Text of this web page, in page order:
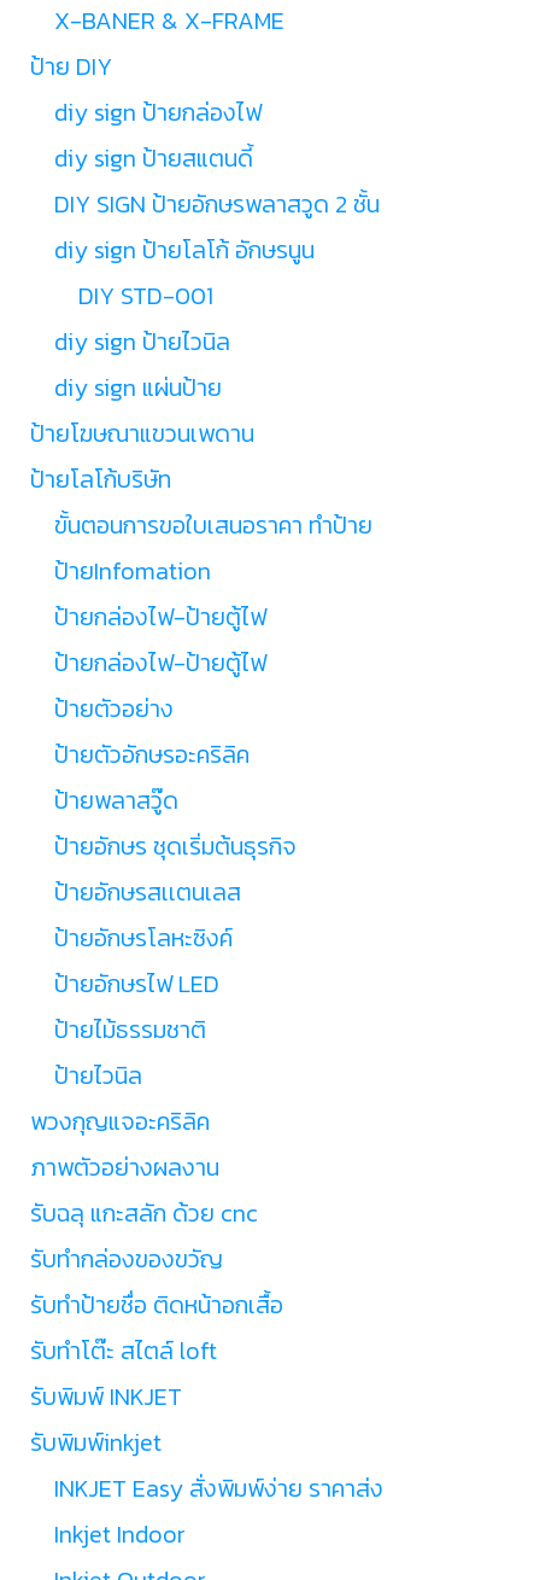
X-BANER & X-FRAME
ป้าย DIY
diy sign ป้ายกล่องไฟ
diy sign ป้ายสแตนดี้
DIY SIGN ป้ายอักษรพลาสวูด 2 ชั้น
diy sign ป้ายโลโก้ อักษรนูน
DIY STD-001
diy sign ป้ายไวนิล
diy sign แผ่นป้าย
ป้ายโฆษณาแขวนเพดาน
ป้ายโลโก้บริษัท
ขั้นตอนการขอใบเสนอราคา ทำป้าย
ป้ายInfomation
ป้ายกล่องไฟ-ป้ายตู้ไฟ
ป้ายกล่องไฟ-ป้ายตู้ไฟ
ป้ายตัวอย่าง
ป้ายตัวอักษรอะคริลิค
ป้ายพลาสวู๊ด
ป้ายอักษร ชุดเริ่มต้นธุรกิจ
ป้ายอักษรสเเตนเลส
ป้ายอักษรโลหะซิงค์
ป้ายอักษรไฟ LED
ป้ายไม้ธรรมชาติ
ป้ายไวนิล
พวงกุญแจอะคริลิค
ภาพตัวอย่างผลงาน
รับฉลุ แกะสลัก ด้วย cnc
รับทำกล่องของขวัญ
รับทำป้ายชื่อ ติดหน้าอกเสื้อ
รับทำโต๊ะ สไตล์ loft
รับพิมพ์ INKJET
รับพิมพ์inkjet
INKJET Easy สั่งพิมพ์ง่าย ราคาส่ง
Inkjet Indoor